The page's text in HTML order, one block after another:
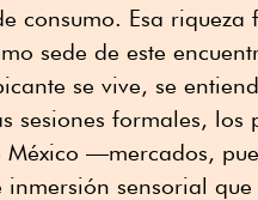
consumo. Esa
sede de este
se vive, se
sesiones formales,
México —mercados,
inmersión sensorial